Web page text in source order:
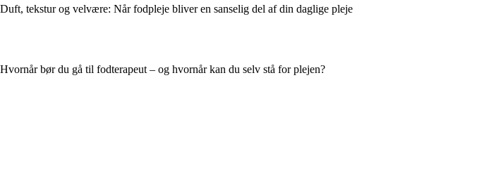
Duft, tekstur og velvære: Når fodpleje bliver en sanselig del af din daglige pleje
Hvornår bør du gå til fodterapeut – og hvornår kan du selv stå for plejen?